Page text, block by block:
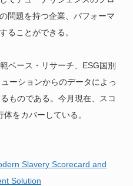
問題を持つ企業、パフォーマ
ることができる。
ベース・リサーチ、ESG国別
ーションからのデータによっ
ものである。今月現在、スコ
をカバーしている。
Slavery Scorecard and
Solution